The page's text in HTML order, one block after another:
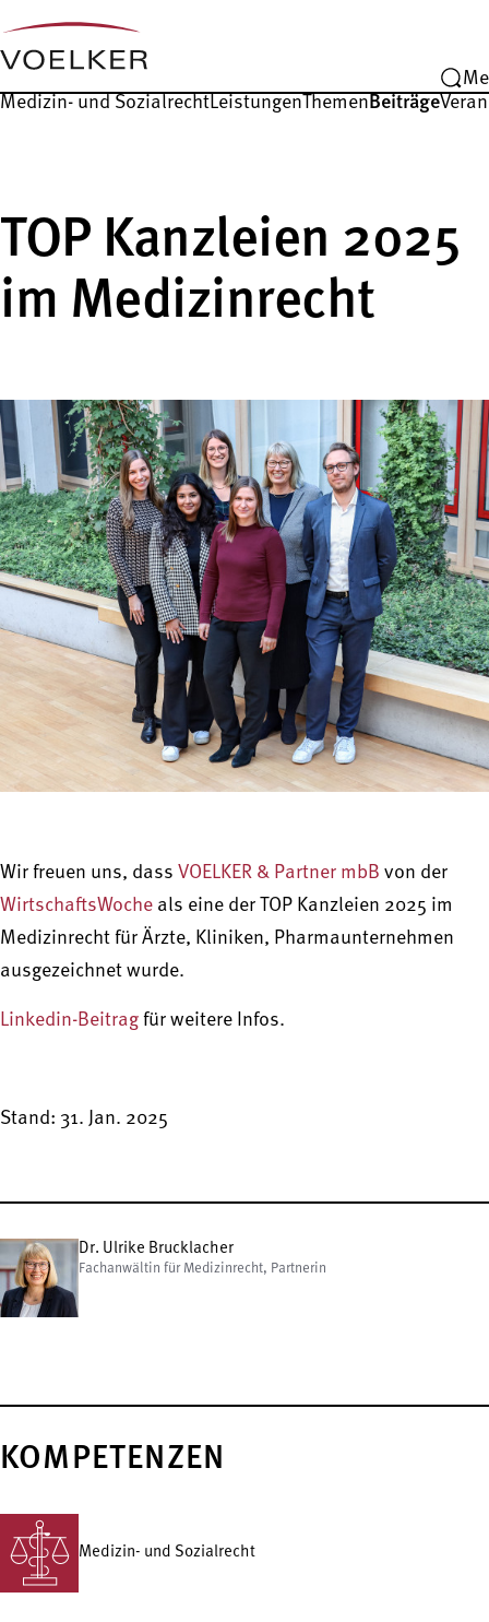
Medizin- und SozialrechtLeistungenThemenBeiträge
TOP Kanzleien 2025
im Medizinrecht
Wir freuen uns, dass VOELKER & Partner mbB von der
WirtschaftsWoche als eine der TOP Kanzleien 2025 im
Medizinrecht für Ärzte, Kliniken, Pharmaunternehmen
ausgezeichnet wurde.
Linkedin-Beitrag für weitere Infos.
Stand: 31. Jan. 2025
Dr. Ulrike Brucklacher
Fachanwältin für Medizinrecht, Partnerin
KOMPETENZEN
Medizin- und Sozialrecht